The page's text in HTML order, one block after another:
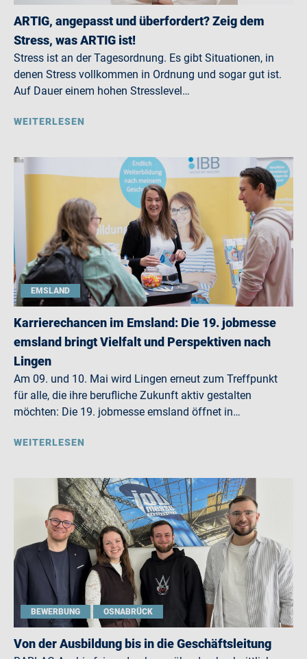
ARTIG, angepasst und überfordert? Zeig dem
Stress, was ARTIG ist!
Stress ist an der Tagesordnung. Es gibt Situationen, in
denen Stress vollkommen in Ordnung und sogar gut ist.
Auf Dauer einem hohen Stresslevel…
WEITERLESEN
EMSLAND
Karrierechancen im Emsland: Die 19. jobmesse
emsland bringt Vielfalt und Perspektiven nach
Lingen
Am 09. und 10. Mai wird Lingen erneut zum Treffpunkt
für alle, die ihre berufliche Zukunft aktiv gestalten
möchten: Die 19. jobmesse emsland öffnet in…
WEITERLESEN
BEWERBUNG OSNABRÜCK
Von der Ausbildung bis in die Geschäftsleitung